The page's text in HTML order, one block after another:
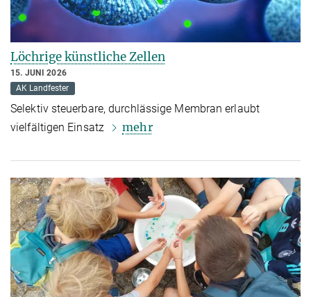
Löchrige künstliche Zellen
15. JUNI 2026
AK Landfester
Selektiv steuerbare, durchlässige Membran erlaubt
vielfältigen Einsatz
mehr